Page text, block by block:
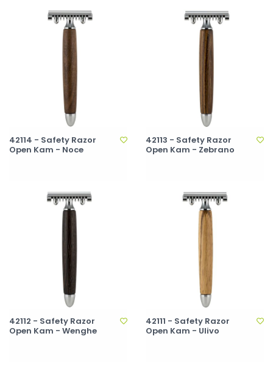
42114 - Safety Razor
Open Kam - Noce
42113 - Safety Razor
Open Kam - Zebrano
42112 - Safety Razor
Open Kam - Wenghe
42111 - Safety Razor
Open Kam - Ulivo